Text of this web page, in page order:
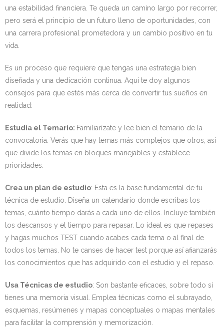
una estabilidad financiera. Te queda un camino largo por recorrer,
pero será el principio de un futuro lleno de oportunidades, con
una carrera profesional prometedora y un cambio positivo en tu
vida.
Es un proceso que requiere que tengas una estrategia bien
diseñada y una dedicación continua. Aquí te doy algunos
consejos para que estés más cerca de convertir tus sueños en
realidad:
Estudia el Temario: Familiarízate y lee bien el temario de la
convocatoria. Verás que hay temas más complejos que otros, así
que divide los temas en bloques manejables y establece
prioridades.
Crea un plan de estudio: Esta es la base fundamental de tu
técnica de estudio. Diseña un calendario donde escribas los
temas, cuánto tiempo darás a cada uno de ellos. Incluye también
los descansos y el tiempo para repasar. Lo ideal es que repases
y hagas muchos TEST cuando acabes cada tema o al final de
todos los temas. No te canses de hacer test porque así afianzarás
los conocimientos que has adquirido con el estudio y el repaso.
Usa Técnicas de estudio: Son bastante eficaces, sobre todo si
tienes una memoria visual. Emplea técnicas como el subrayado,
esquemas, resúmenes y mapas conceptuales o mapas mentales
para facilitar la comprensión y memorización.